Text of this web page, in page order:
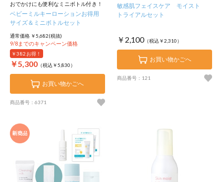
おでかけにも便利なミニボトル付き！
ベビーミルキーローションお得用
サイズ＆ミニボトルセット
通常価格 ￥5,682(税抜)
9/8までのキャンペーン価格
￥382 お得！
￥5,300 （税込￥5,830）
お買い物かごへ
商品番号：6371
敏感肌フェイスケア モイスト
トライアルセット
￥2,100（税込￥2,310）
お買い物かごへ
商品番号：121